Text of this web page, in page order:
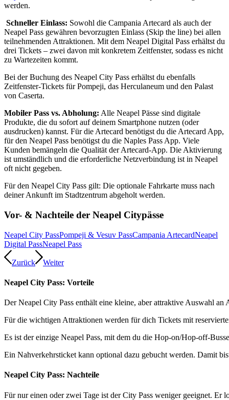
werden.
Schneller Einlass: Sowohl die Campania Artecard als auch der
Neapel Pass gewähren bevorzugten Einlass (Skip the line) bei allen
teilnehmenden Attraktionen. Mit dem Neapel Digital Pass erhältst du
drei Tickets – zwei davon mit konkretem Zeitfenster, sodass es nicht
zu Wartezeiten kommt.
Bei der Buchung des Neapel City Pass erhältst du ebenfalls
Zeitfenster-Tickets für Pompeji, das Herculaneum und den Palast
von Caserta.
Mobiler Pass vs. Abholung: Alle Neapel Pässe sind digitale
Produkte, die du sofort auf deinem Smartphone nutzen (oder
ausdrucken) kannst. Für die Artecard benötigst du die Artecard App,
für den Neapel Pass benötigst du die Naples Pass App. Viele
Kunden bemängeln die Qualität der Artecard-App. Die Aktivierung
ist umständlich und die erforderliche Netzverbindung ist in Neapel
oft nicht gegeben.
Für den Neapel City Pass gilt: Die optionale Fahrkarte muss nach
deiner Ankunft im Stadtzentrum abgeholt werden.
Vor- & Nachteile der Neapel Citypässe
Neapel City PassPompeji & Vesuv PassCampania ArtecardNeapel
Digital PassNeapel Pass
Zurück Weiter
Neapel City Pass: Vorteile
Der Neapel City Pass enthält eine kleine, aber attraktive Auswahl
Für die wichtigen Attraktionen werden für dich Tickets mit
Es ist der einzige Neapel Pass, mit dem du die Hop-on/Hop-off-
Ein Nahverkehrsticket kann optional dazu gebucht werden. Damit
Neapel City Pass: Nachteile
Für nur einen oder zwei Tage ist der City Pass weniger geeignet. Er